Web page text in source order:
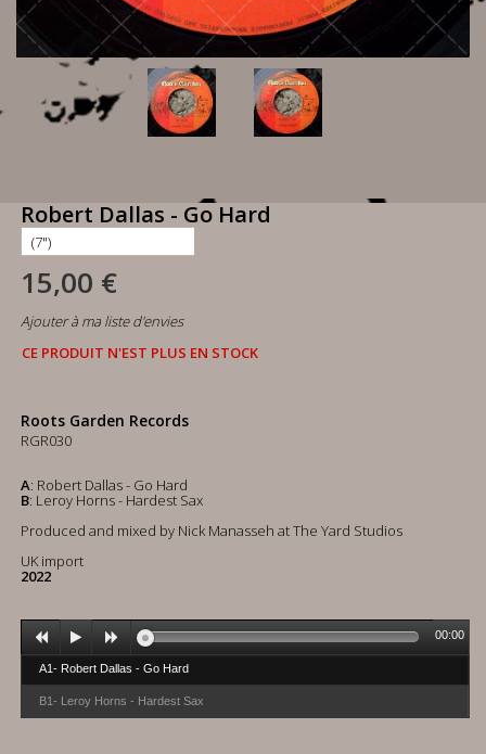
Robert Dallas - Go Hard
15,00 €
Ajouter à ma liste d'envies
CE PRODUIT N'EST PLUS EN STOCK
Roots Garden Records
RGR030
A: Robert Dallas - Go Hard
B: Leroy Horns - Hardest Sax
Produced and mixed by Nick Manasseh at The Yard Studios
UK import
2022
A1- Robert Dallas - Go Hard
B1- Leroy Horns - Hardest Sax
00:00